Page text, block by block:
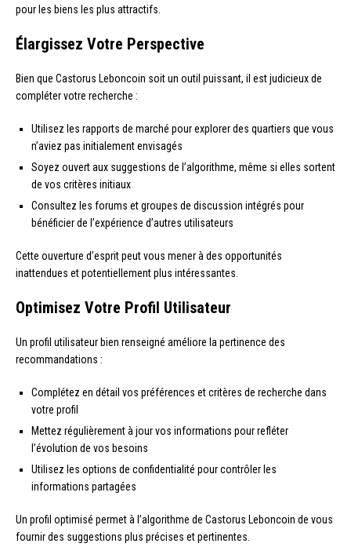
pour les biens les plus attractifs.
Élargissez Votre Perspective
Bien que Castorus Leboncoin soit un outil puissant, il est judicieux de
compléter votre recherche :
Utilisez les rapports de marché pour explorer des quartiers que vous
n’aviez pas initialement envisagés
Soyez ouvert aux suggestions de l’algorithme, même si elles sortent
de vos critères initiaux
Consultez les forums et groupes de discussion intégrés pour
bénéficier de l’expérience d’autres utilisateurs
Cette ouverture d’esprit peut vous mener à des opportunités
inattendues et potentiellement plus intéressantes.
Optimisez Votre Profil Utilisateur
Un profil utilisateur bien renseigné améliore la pertinence des
recommandations :
Complétez en détail vos préférences et critères de recherche dans
votre profil
Mettez régulièrement à jour vos informations pour refléter
l’évolution de vos besoins
Utilisez les options de confidentialité pour contrôler les
informations partagées
Un profil optimisé permet à l’algorithme de Castorus Leboncoin de vous
fournir des suggestions plus précises et pertinentes.